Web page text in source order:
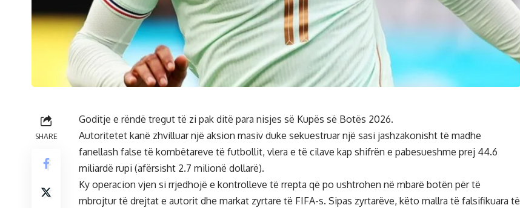
SHARE
Goditje e rëndë tregut të zi pak ditë para nisjes së Kupës së Botës 2026.
Autoritetet kanë zhvilluar një aksion masiv duke sekuestruar një sasi jashzakonisht të madhe
fanellash false të kombëtareve të futbollit, vlera e të cilave kap shifrën e pabesueshme prej 44.6
miliardë rupi (afërsisht 2.7 milionë dollarë).
Ky operacion vjen si rrjedhojë e kontrolleve të rrepta që po ushtrohen në mbarë botën për të
mbrojtur të drejtat e autorit dhe markat zyrtare të FIFA-s. Sipas zyrtarëve, këto mallra të falsifikuara të